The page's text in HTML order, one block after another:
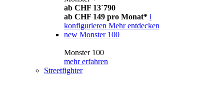
ab CHF 13´790
ab CHF 149 pro Monat* i
konfigurieren Mehr entdecken
new Monster 100
Monster 100
mehr erfahren
Streetfighter